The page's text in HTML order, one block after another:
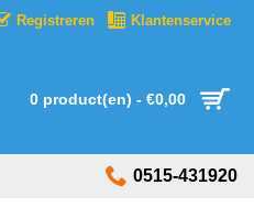
Registreren Klantenservice
0 product(en) - €0,00
0515-431920